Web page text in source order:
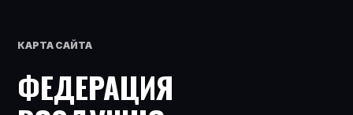
КАРТА САЙТА
ФЕДЕРАЦИЯ